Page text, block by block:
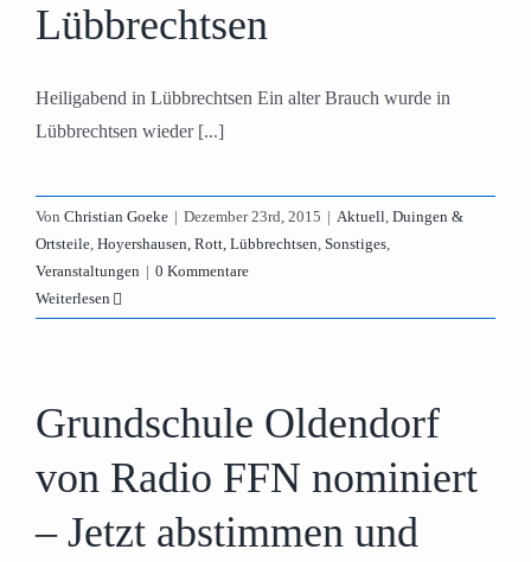
Lübbrechtsen
Heiligabend in Lübbrechtsen Ein alter Brauch wurde in
Lübbrechtsen wieder [...]
Von Christian Goeke | Dezember 23rd, 2015 | Aktuell, Duingen &
Ortsteile, Hoyershausen, Rott, Lübbrechtsen, Sonstiges,
Veranstaltungen | 0 Kommentare
Weiterlesen
Grundschule Oldendorf
von Radio FFN nominiert
– Jetzt abstimmen und